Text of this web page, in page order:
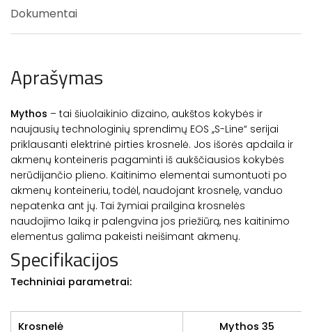
Dokumentai
Aprašymas
Mythos – tai šiuolaikinio dizaino, aukštos kokybės ir
naujausių technologinių sprendimų EOS ,,S-Line“ serijai
priklausanti elektrinė pirties krosnelė. Jos išorės apdaila ir
akmenų konteineris pagaminti iš aukščiausios kokybės
nerūdijančio plieno. Kaitinimo elementai sumontuoti po
akmenų konteineriu, todėl, naudojant krosnelę, vanduo
nepatenka ant jų. Tai žymiai prailgina krosnelės
naudojimo laiką ir palengvina jos priežiūrą, nes kaitinimo
elementus galima pakeisti neišimant akmenų.
Specifikacijos
Techniniai parametrai:
Krosnelė Mythos 35